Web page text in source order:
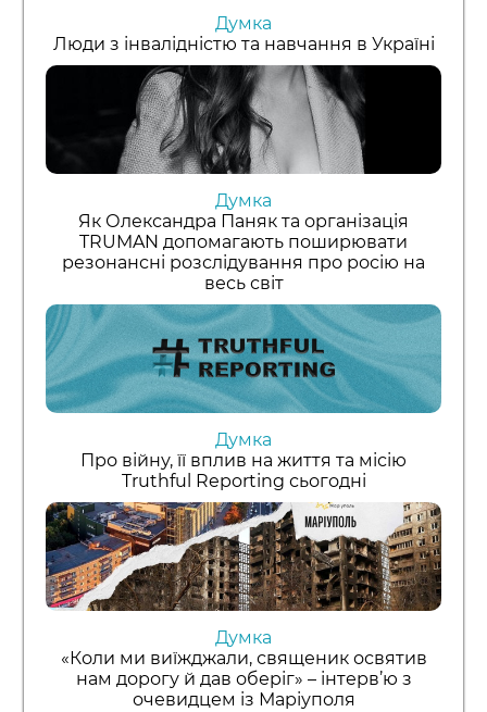
Думка
Люди з інвалідністю та навчання в Україні
Думка
Як Олександра Паняк та організація
TRUMAN допомагають поширювати
резонансні розслідування про росію на
весь світ
Думка
Про війну, її вплив на життя та місію
Truthful Reporting сьогодні
Думка
«Коли ми виїжджали, священик освятив
нам дорогу й дав оберіг» – інтерв’ю з
очевидцем із Маріуполя